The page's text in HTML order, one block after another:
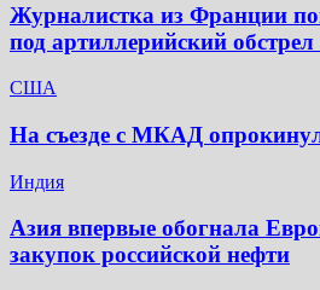
Журналистка из Франции
под артиллерийский
США
На съезде с МКАД
Индия
Азия впервые обогнала
закупок российской нефти